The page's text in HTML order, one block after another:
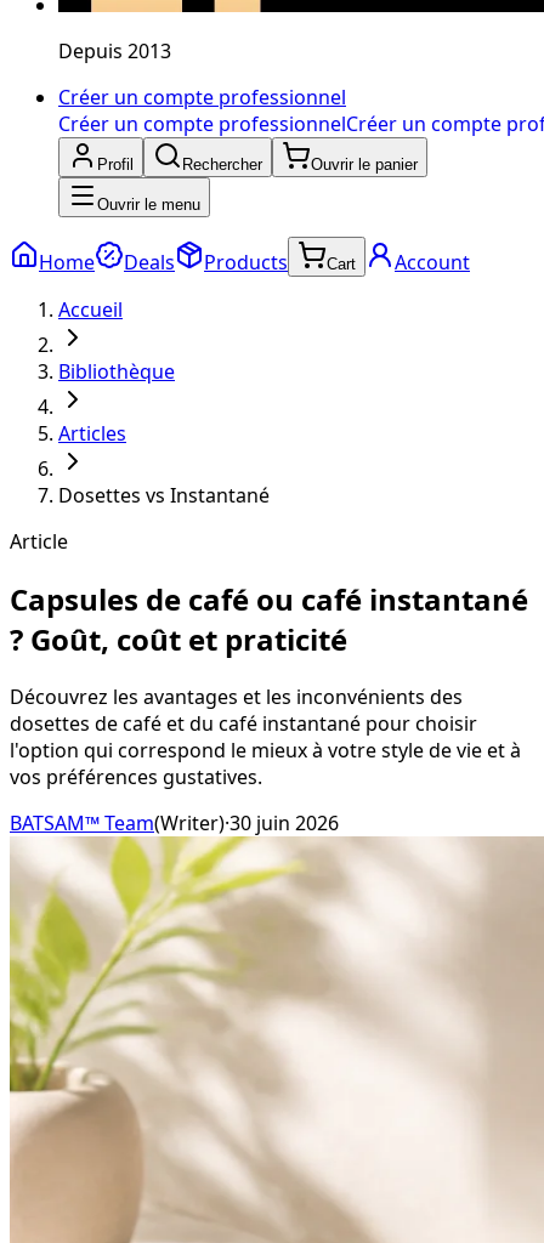
Depuis 2013
Créer un compte professionnel
Créer un compte professionnelCréer un compte
Profil Rechercher Ouvrir le panier
Ouvrir le menu
Home Deals Products Cart
Account
Accueil
Bibliothèque
Articles
Dosettes vs Instantané
Article
Capsules de café ou café instantané
? Goût, coût et praticité
Découvrez les avantages et les inconvénients des
dosettes de café et du café instantané pour choisir
l'option qui correspond le mieux à votre style de vie et à
vos préférences gustatives.
BATSAM™ Team(Writer)·30 juin 2026